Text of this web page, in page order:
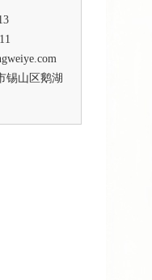
锡山区鹅湖